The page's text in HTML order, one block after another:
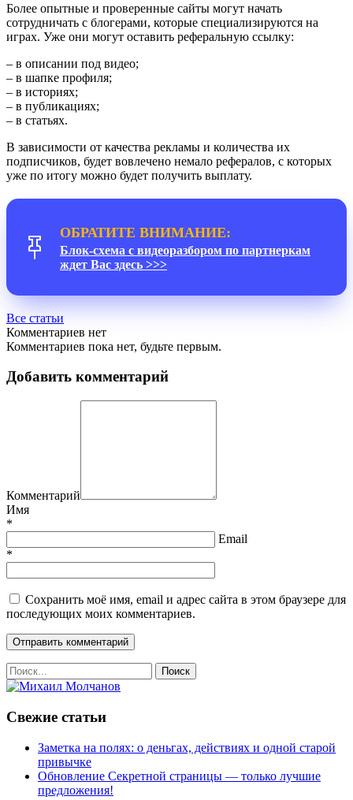
Более опытные и проверенные сайты могут начать
сотрудничать с блогерами, которые специализируются на
играх. Уже они могут оставить реферальную ссылку:
– в описании под видео;
– в шапке профиля;
– в историях;
– в публикациях;
– в статьях.
В зависимости от качества рекламы и количества их
подписчиков, будет вовлечено немало рефералов, с которых
уже по итогу можно будет получить выплату.
ОБРАТИТЕ ВНИМАНИЕ:
Блок-схема с видеоразбором по партнеркам
ждет Вас здесь >>>
Все статьи
Комментариев нет
Комментариев пока нет, будьте первым.
Добавить комментарий
Комментарий
Имя
*
Email
*
Сохранить моё имя, email и адрес сайта в этом браузере для
последующих моих комментариев.
Свежие статьи
Заметка на полях: о деньгах, действиях и одной старой
привычке
Обновление Секретной страницы — только лучшие
предложения!